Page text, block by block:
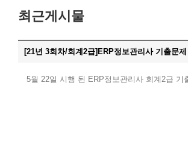
최근게시물
[21년 3회차/회계2급]ERP정보관리사 기출문제
5월 22일 시행 된 ERP정보관리사 회계2급 기